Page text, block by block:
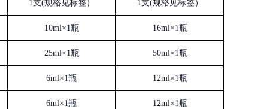
1支(规格见标签） 1支(规格见标签）
10ml×1瓶 16ml×1瓶
25ml×1瓶 50ml×1瓶
6ml×1瓶 12ml×1瓶
6ml×1瓶 12ml×1瓶